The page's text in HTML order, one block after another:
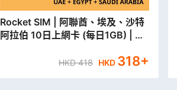
Rocket SIM | 阿聯酋、埃及、沙特
阿拉伯 10日上網卡 (每日1GB) | 旅
本地平郵寄出】HKD418 HKD 318+